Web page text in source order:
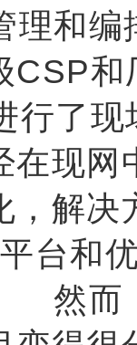
理和
CSP
行了
在现
，解决
台和
而，